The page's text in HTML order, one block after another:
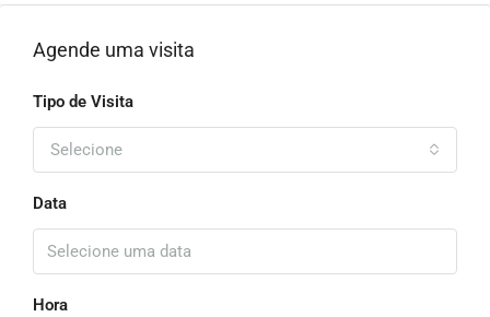
Agende uma visita
Tipo de Visita
Selecione
Data
Hora